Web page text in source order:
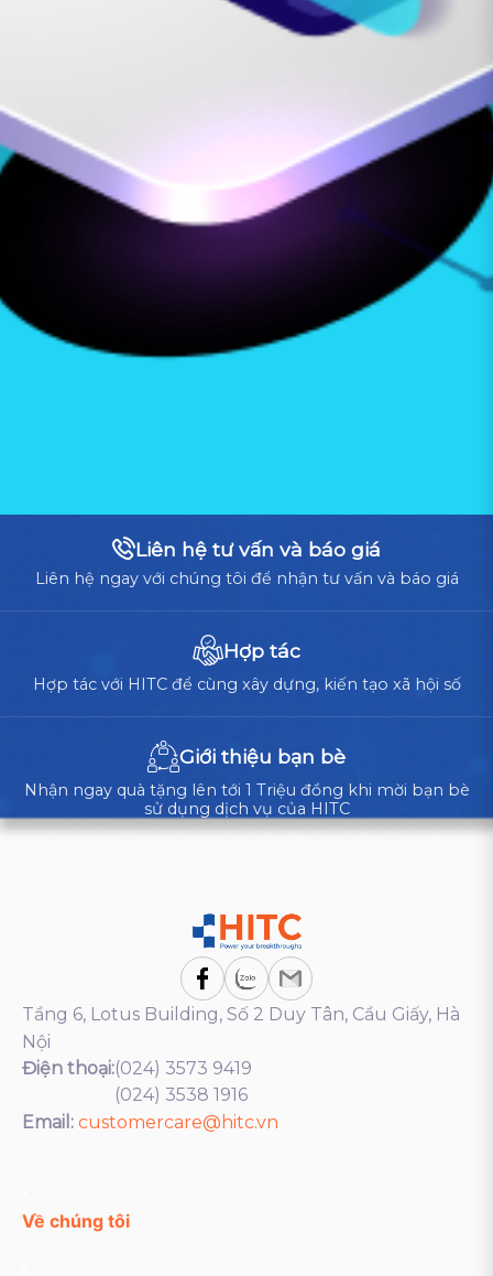
Liên hệ tư vấn và báo giá
Liên hệ ngay với chúng tôi để nhận tư vấn và báo giá
Hợp tác
Hợp tác với HITC để cùng xây dựng, kiến tạo xã hội số
Giới thiệu bạn bè
Nhận ngay quà tặng lên tới 1 Triệu đồng khi mời bạn bè
sử dụng dịch vụ của HITC
Tầng 6, Lotus Building, Số 2 Duy Tân, Cầu Giấy, Hà
Nội
Điện thoại:(024) 3573 9419
(024) 3538 1916
Email: customercare@hitc.vn
Về chúng tôi